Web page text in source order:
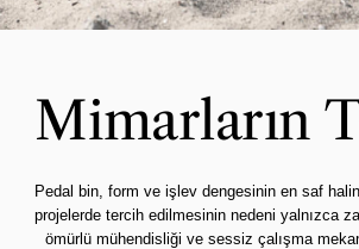
Mimarların
Pedal bin, form ve işlev dengesinin en saf
projelerde tercih edilmesinin nedeni yalnızca
ömürlü mühendisliği ve sessiz çalışma